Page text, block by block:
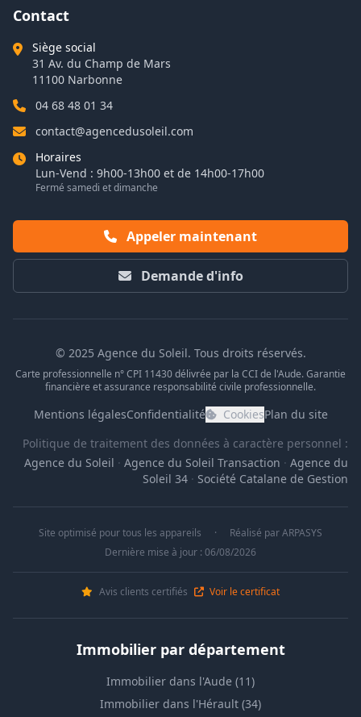
Contact
Siège social
31 Av. du Champ de Mars
11100 Narbonne
04 68 48 01 34
contact@agencedusoleil.com
Horaires
Lun-Vend : 9h00-13h00 et de 14h00-17h00
Fermé samedi et dimanche
Appeler maintenant
Demande d'info
© 2025 Agence du Soleil. Tous droits réservés.
Carte professionnelle n° CPI 11430 délivrée par la CCI de l'Aude. Garantie
financière et assurance responsabilité civile professionnelle.
Mentions légalesConfidentialité CookiesPlan du site
Politique de traitement des données à caractère personnel :
Agence du Soleil · Agence du Soleil Transaction · Agence du
Soleil 34 · Société Catalane de Gestion
Site optimisé pour tous les appareils · Réalisé parARPASYS
Dernière mise à jour : 06/08/2026
Avis clients certifiés Voir le certificat
Immobilier par département
Immobilier dans l'Aude (11)
Immobilier dans l'Hérault (34)